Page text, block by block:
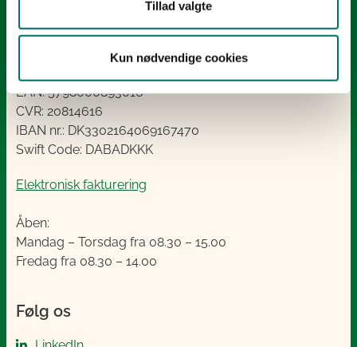
Tillad valgte
Kun nødvendige cookies
Tlf.: +45 33 95 80 00
mail@sgav.dk
EAN: 5798000893016
CVR: 20814616
IBAN nr.: DK3302164069167470
Swift Code: DABADKKK
Elektronisk fakturering
Åben:
Mandag – Torsdag fra 08.30 – 15.00
Fredag fra 08.30 – 14.00
Følg os